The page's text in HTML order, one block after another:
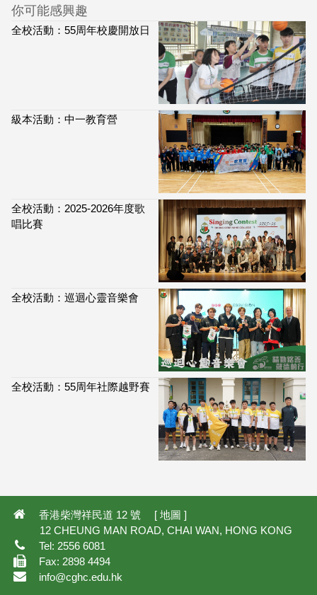
你可能感興趣
全校活動：55周年校慶開放日
級本活動：中一教育營
全校活動：2025-2026年度歌
唱比賽
全校活動：巡迴心靈音樂會
全校活動：55周年社際越野賽
香港柴灣祥民道 12 號 [ 地圖]
12 CHEUNG MAN ROAD, CHAI WAN, HONG KONG
Tel: 2556 6081
Fax: 2898 4494
info@cghc.edu.hk